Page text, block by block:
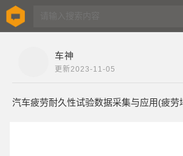
车神
更新2023-11-05
汽车疲劳耐久性试验数据采集与应用(疲劳